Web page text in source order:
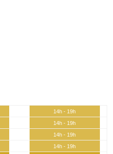
14h - 19h
14h - 19h
14h - 19h
14h - 19h